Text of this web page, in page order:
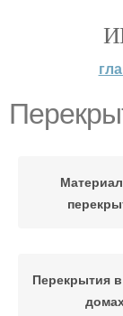
Перекрытия